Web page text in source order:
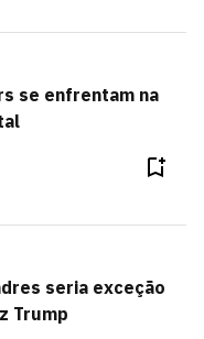
se enfrentam na
seria exceção
Trump